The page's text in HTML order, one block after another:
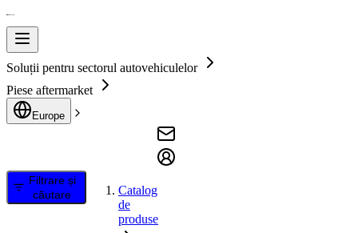
Soluții pentru sectorul autovehiculelor
Piese aftermarket
Europe
Filtrare și
căutare
Catalog
de
produse